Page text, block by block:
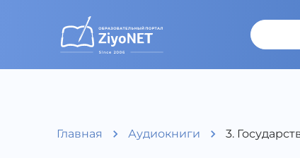
Главная Аудиокниги 3.